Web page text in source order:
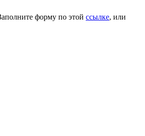
форму по этой ссылке, или